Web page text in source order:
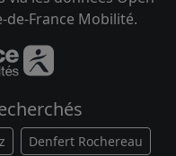
France Mobilité.
Denfert Rochereau